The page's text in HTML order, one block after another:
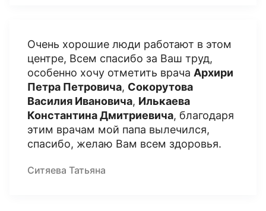
Очень хорошие люди работают в этом
центре, Всем спасибо за Ваш труд,
особенно хочу отметить врача Архири
Петра Петровича, Сокорутова
Василия Ивановича, Илькаева
Константина Дмитриевича, благодаря
этим врачам мой папа вылечился,
спасибо, желаю Вам всем здоровья.
Ситяева Татьяна